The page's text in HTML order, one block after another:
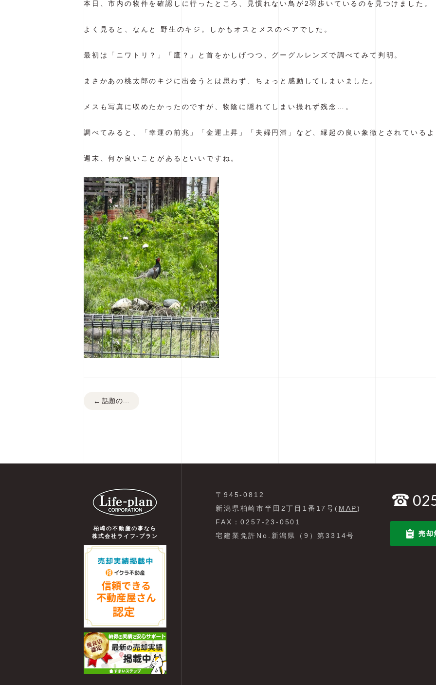
本日、市内の物件を確認しに行ったところ、見慣れない鳥が2羽歩いているのを見つけました。
よく見ると、なんと 野生のキジ。しかもオスとメスのペアでした。
最初は「ニワトリ？」「鷹？」と首をかしげつつ、グーグルレンズで調べてみて判明。
まさかあの桃太郎のキジに出会うとは思わず、ちょっと感動してしまいました。
メスも写真に収めたかったのですが、物陰に隠れてしまい撮れず残念…。
調べてみると、「幸運の前兆」「金運上昇」「夫婦円満」など、縁起の良い象徴とされている
週末、何か良いことがあるといいですね。
← 話題の…
柏崎の不動産の事なら
株式会社ライフ-プラン
〒945-0812
新潟県柏崎市半田2丁目1番17号( MAP)
FAX：0257-23-0501
宅建業免許No.新潟県（9）第3314号
売却